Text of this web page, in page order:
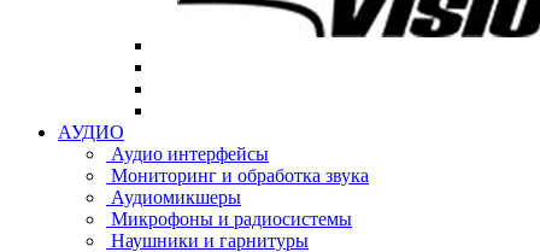
АУДИО
Аудио интерфейсы
Мониторинг и обработка звука
Аудиомикшеры
Микрофоны и радиосистемы
Наушники и гарнитуры